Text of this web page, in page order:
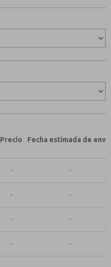
Precio Fecha estimada de
- -
- -
- -
- -